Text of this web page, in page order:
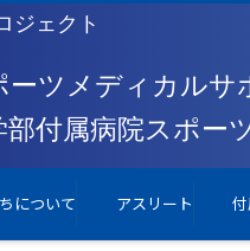
ジェクト
について アスリート